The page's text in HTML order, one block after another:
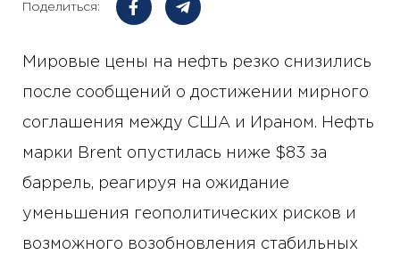
Поделиться:
Мировые цены на нефть резко снизились
после сообщений о достижении мирного
соглашения между США и Ираном. Нефть
марки Brent опустилась ниже $83 за
баррель, реагируя на ожидание
уменьшения геополитических рисков и
возможного возобновления стабильных